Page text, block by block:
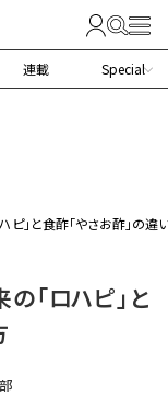
連載 Special
」と食酢「やさお酢」の違
「ロハピ」と